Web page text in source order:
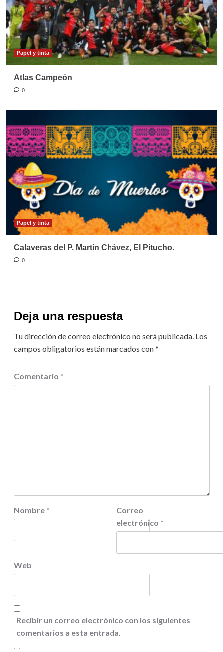
Papel y tinta
Atlas Campeón
0
Papel y tinta
Calaveras del P. Martín Chávez, El Pitucho.
0
Deja una respuesta
Tu dirección de correo electrónico no será publicada. Los
campos obligatorios están marcados con*
Comentario *
Nombre *
Correo
electrónico *
Web
Recibir un correo electrónico con los siguientes
comentarios a esta entrada.